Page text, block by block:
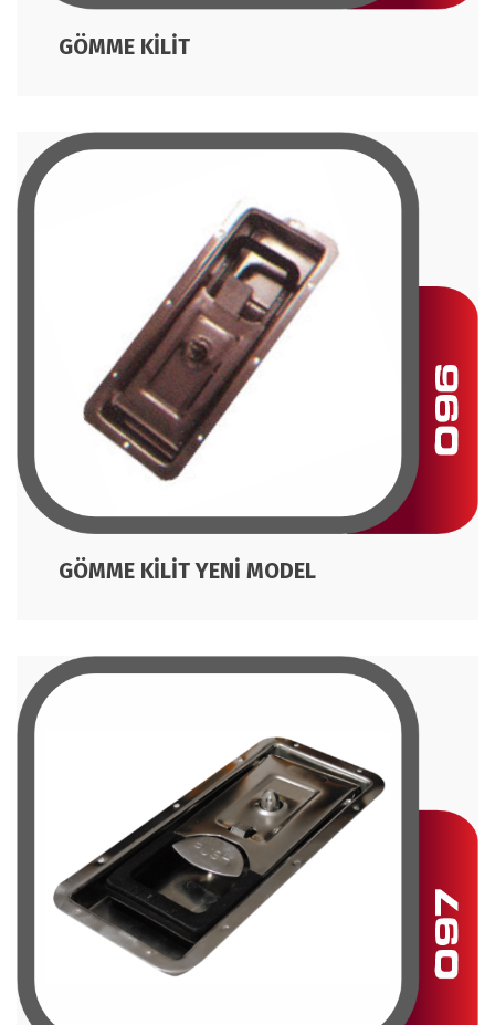
GÖMME KİLİT
GÖMME KİLİT YENİ MODEL